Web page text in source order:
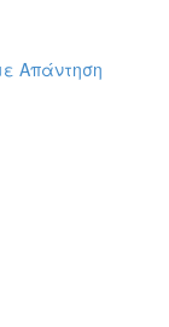
Απάντηση